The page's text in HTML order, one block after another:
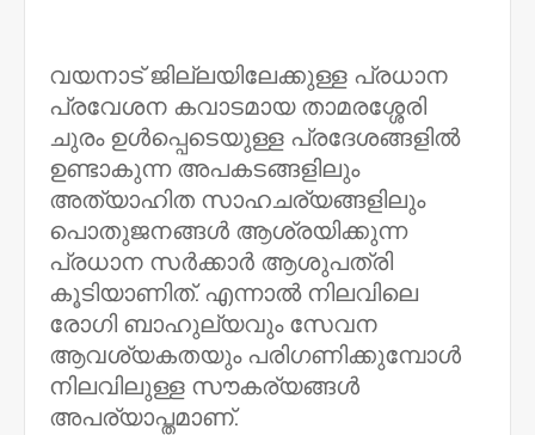
വയനാട് ജില്ലയിലേക്കുള്ള പ്രധാന
പ്രവേശന കവാടമായ താമരശ്ശേരി
ചുരം ഉൾപ്പെടെയുള്ള പ്രദേശങ്ങളിൽ
ഉണ്ടാകുന്ന അപകടങ്ങളിലും
അത്യാഹിത സാഹചര്യങ്ങളിലും
പൊതുജനങ്ങൾ ആശ്രയിക്കുന്ന
പ്രധാന സർക്കാർ ആശുപത്രി
കൂടിയാണിത്. എന്നാൽ നിലവിലെ
രോഗി ബാഹുല്യവും സേവന
ആവശ്യകതയും പരിഗണിക്കുമ്പോൾ
നിലവിലുള്ള സൗകര്യങ്ങൾ
അപര്യാപ്തമാണ്.